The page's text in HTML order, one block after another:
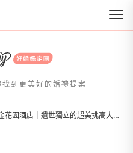
市集
到更美好的婚禮提案
白金花園酒店｜遺世獨立的超美挑高大廳，陽光灑落的戶外中庭證婚，溫馨宛如藝術殿堂的廊道